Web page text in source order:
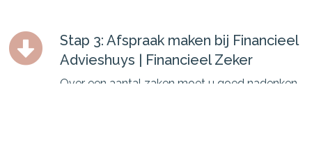
Stap 3: Afspraak maken bij Financieel
Advieshuys | Financieel Zeker
Over een aantal zaken moet u goed nadenken